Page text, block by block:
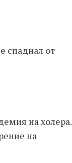
спаднал от
на холера.
на